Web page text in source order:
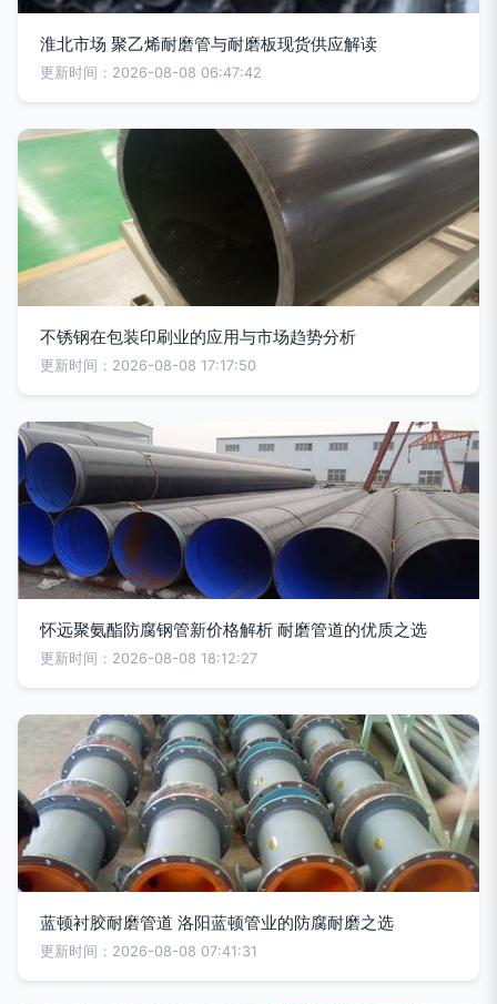
淮北市场 聚乙烯耐磨管与耐磨板现货供应解读
更新时间：2026-08-08 06:47:42
不锈钢在包装印刷业的应用与市场趋势分析
更新时间：2026-08-08 17:17:50
怀远聚氨酯防腐钢管新价格解析 耐磨管道的优质之选
更新时间：2026-08-08 18:12:27
蓝顿衬胶耐磨管道 洛阳蓝顿管业的防腐耐磨之选
更新时间：2026-08-08 07:41:31